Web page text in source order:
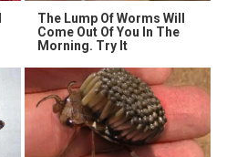
The Lump Of Worms Will
Come Out Of You In The
Morning. Try It